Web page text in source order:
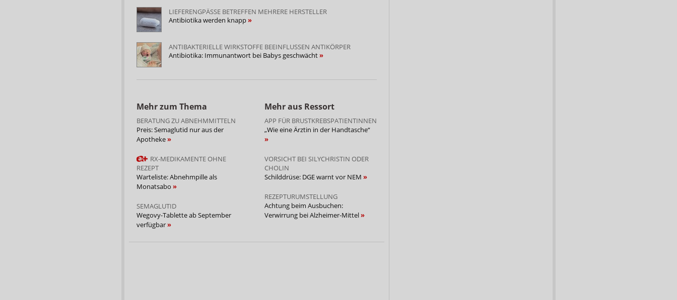
LIEFERENGPÄSSE BETREFFEN MEHRERE HERSTELLER
Antibiotika werden knapp
ANTIBAKTERIELLE WIRKSTOFFE BEEINFLUSSEN ANTIKÖRPER
Antibiotika: Immunantwort bei Babys geschwächt
Mehr zum Thema
BERATUNG ZU ABNEHMMITTELN
Preis: Semaglutid nur aus der
Apotheke
RX-MEDIKAMENTE OHNE
REZEPT
Warteliste: Abnehmpille als
Monatsabo
SEMAGLUTID
Wegovy-Tablette ab September
verfügbar
Mehr aus Ressort
APP FÜR BRUSTKREBSPATIENTINNEN
„Wie eine Ärztin in der Handtasche“
VORSICHT BEI SILYCHRISTIN ODER
CHOLIN
Schilddrüse: DGE warnt vor NEM
REZEPTURUMSTELLUNG
Achtung beim Ausbuchen:
Verwirrung bei Alzheimer-Mittel